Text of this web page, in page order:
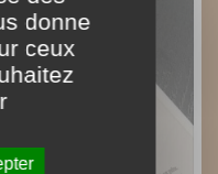
donne
ceux